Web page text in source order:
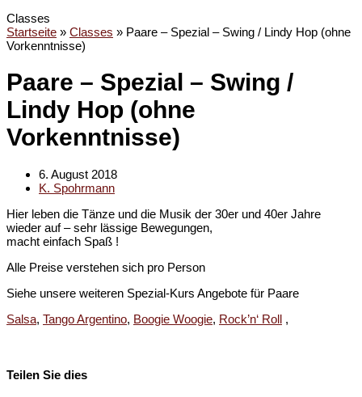
Classes
Startseite » Classes » Paare – Spezial – Swing / Lindy Hop (ohne
Vorkenntnisse)
Paare – Spezial – Swing /
Lindy Hop (ohne
Vorkenntnisse)
6. August 2018
K. Spohrmann
Hier leben die Tänze und die Musik der 30er und 40er Jahre
wieder auf – sehr lässige Bewegungen,
macht einfach Spaß !
Alle Preise verstehen sich pro Person
Siehe unsere weiteren Spezial-Kurs Angebote für Paare
Salsa, Tango Argentino, Boogie Woogie, Rock’n‘ Roll ,
Teilen Sie dies